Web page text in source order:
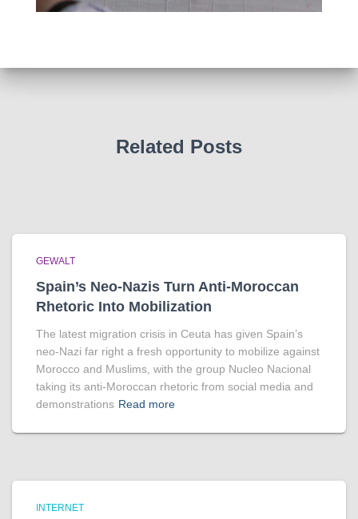
Related Posts
GEWALT
Spain’s Neo-Nazis Turn Anti-Moroccan
Rhetoric Into Mobilization
The latest migration crisis in Ceuta has given Spain’s
neo-Nazi far right a fresh opportunity to mobilize against
Morocco and Muslims, with the group Nucleo Nacional
taking its anti-Moroccan rhetoric from social media and
demonstrations Read more
INTERNET